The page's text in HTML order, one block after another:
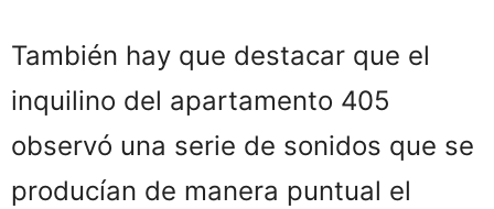
También hay que destacar que el
inquilino del apartamento 405
observó una serie de sonidos que se
producían de manera puntual el